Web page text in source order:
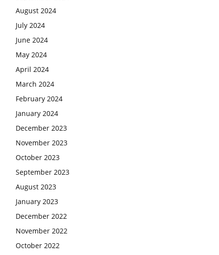
August 2024
July 2024
June 2024
May 2024
April 2024
March 2024
February 2024
January 2024
December 2023
November 2023
October 2023
September 2023
August 2023
January 2023
December 2022
November 2022
October 2022